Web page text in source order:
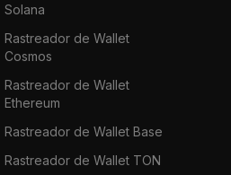
Solana
Rastreador de Wallet
Cosmos
Rastreador de Wallet
Ethereum
Rastreador de Wallet Base
Rastreador de Wallet TON